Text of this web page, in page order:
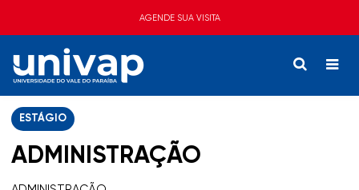
AGENDE SUA VISITA
ESTÁGIO
ADMINISTRAÇÃO